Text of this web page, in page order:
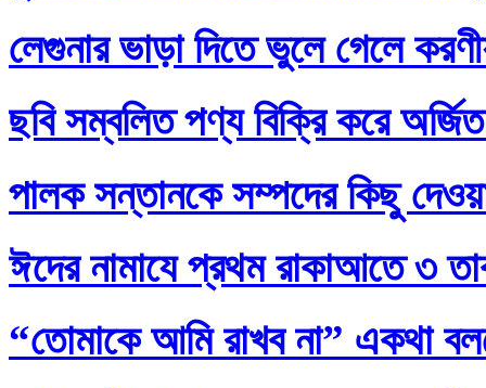
লেগুনার ভাড়া দিতে ভুলে গেলে
ছবি সম্বলিত পণ্য বিক্রি করে
পালক সন্তানকে সম্পদের কিছু
ঈদের নামাযে প্রথম রাকাআতে ৩
“তোমাকে আমি রাখব না” একথা